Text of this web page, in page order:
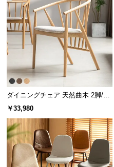
お
客
様
サ
ポ
ト
知
ら
ダイニングチェア 天然曲木 2脚/4
脚セット
￥33,980